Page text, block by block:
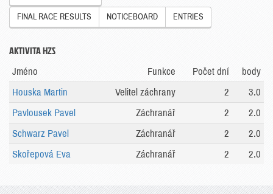
FINAL RACE RESULTS NOTICEBOARD ENTRIES
AKTIVITA HZS
Jméno Funkce Počet dní
body
Houska Martin
Velitel záchrany 2
3.0
Pavlousek Pavel
Záchranář 2
2.0
Schwarz Pavel
Záchranář 2
2.0
Skořepová Eva
Záchranář 2 2.0